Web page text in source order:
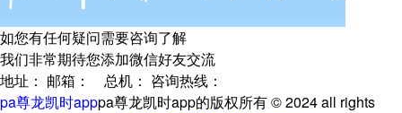
如您有任何疑问需要咨询了解
我们非常期待您添加微信好友交流
地址： 邮箱： 总机： 咨询热线：
pa尊龙凯时apppa尊龙凯时app的版权所有© 2024 all rights